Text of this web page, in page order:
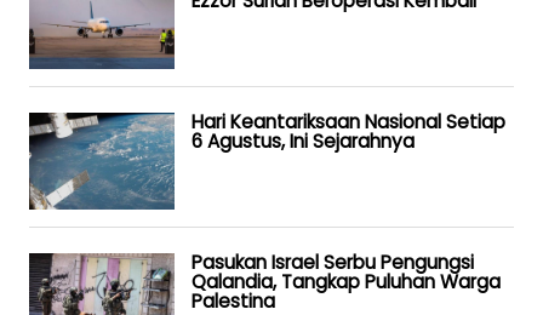
Hari Keantariksaan Nasional Setiap
6 Agustus, Ini Sejarahnya
Pasukan Israel Serbu Pengungsi
Qalandia, Tangkap Puluhan Warga
Palestina